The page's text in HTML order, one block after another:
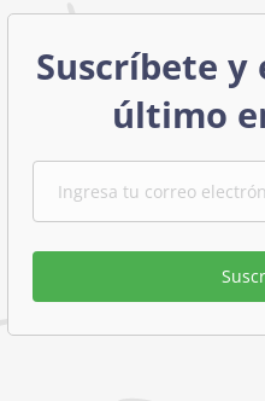
Suscríbete
último